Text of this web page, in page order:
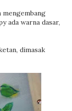
ada warna dasar,
dimasak